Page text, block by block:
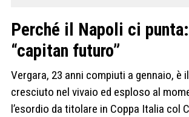
Perché il Napoli ci punta:
“capitan futuro”
Vergara, 23 anni compiuti a gennaio, è
cresciuto nel vivaio ed esploso al
l’esordio da titolare in Coppa Italia col